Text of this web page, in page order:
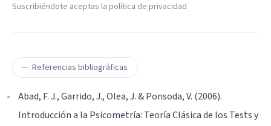
Suscribiéndote aceptas la política de privacidad
Referencias bibliográficas
Abad, F. J., Garrido, J., Olea, J. & Ponsoda, V. (2006).
Introducción a la Psicometría: Teoría Clásica de los Tests y